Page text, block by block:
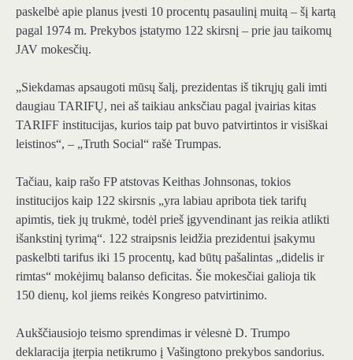
paskelbė apie planus įvesti 10 procentų pasaulinį muitą – šį kartą
pagal 1974 m. Prekybos įstatymo 122 skirsnį – prie jau taikomų
JAV mokesčių.
„Siekdamas apsaugoti mūsų šalį, prezidentas iš tikrųjų gali imti
daugiau TARIFŲ, nei aš taikiau anksčiau pagal įvairias kitas
TARIFF institucijas, kurios taip pat buvo patvirtintos ir visiškai
leistinos“, – „Truth Social“ rašė Trumpas.
Tačiau, kaip rašo FP atstovas Keithas Johnsonas, tokios
institucijos kaip 122 skirsnis „yra labiau apribota tiek tarifų
apimtis, tiek jų trukmė, todėl prieš įgyvendinant jas reikia atlikti
išankstinį tyrimą“. 122 straipsnis leidžia prezidentui įsakymu
paskelbti tarifus iki 15 procentų, kad būtų pašalintas „didelis ir
rimtas“ mokėjimų balanso deficitas. Šie mokesčiai galioja tik
150 dienų, kol jiems reikės Kongreso patvirtinimo.
Aukščiausiojo teismo sprendimas ir vėlesnė D. Trumpo
deklaracija įterpia netikrumo į Vašingtono prekybos sandorius.